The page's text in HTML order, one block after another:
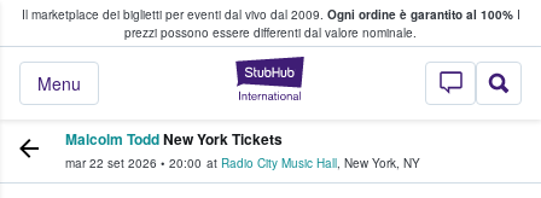
Il marketplace dei biglietti per eventi dal vivo dal 2009. Ogni ordine è garantito al 100%I
prezzi possono essere differenti dal valore nominale.
StubHub - Dove
Menu
fan comprano e vendono biglietti
Malcolm ToddNew York Tickets
mar 22 set 2026 • 20:00 at Radio City Music Hall, New York, NY